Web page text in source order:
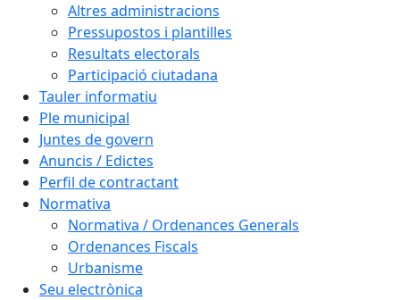
Altres administracions
Pressupostos i plantilles
Resultats electorals
Participació ciutadana
Tauler informatiu
Ple municipal
Juntes de govern
Anuncis / Edictes
Perfil de contractant
Normativa
Normativa / Ordenances Generals
Ordenances Fiscals
Urbanisme
Seu electrònica